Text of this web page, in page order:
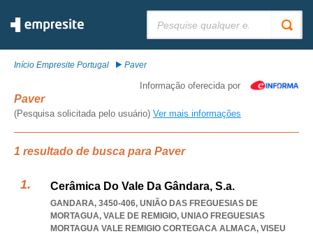
Início Empresite Portugal Paver
Informação oferecida por
Paver
(Pesquisa solicitada pelo usuário) Ver mais informações
1 resultado de busca para Paver
Cerâmica Do Vale Da Gândara, S.a.
GANDARA, 3450-406, UNIÃO DAS FREGUESIAS DE
MORTAGUA, VALE DE REMIGIO, UNIAO FREGUESIAS
MORTAGUA VALE REMIGIO CORTEGACA ALMACA, VISEU